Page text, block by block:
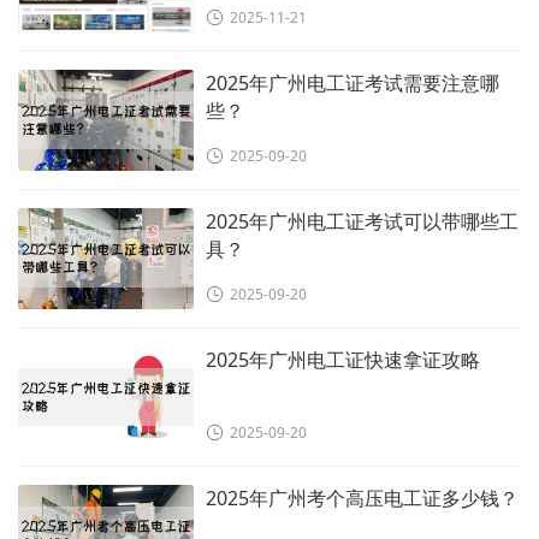
2025-11-21
2025年广州电工证考试需要注意哪
些？
2025-09-20
2025年广州电工证考试可以带哪些工
具？
2025-09-20
2025年广州电工证快速拿证攻略
2025-09-20
2025年广州考个高压电工证多少钱？